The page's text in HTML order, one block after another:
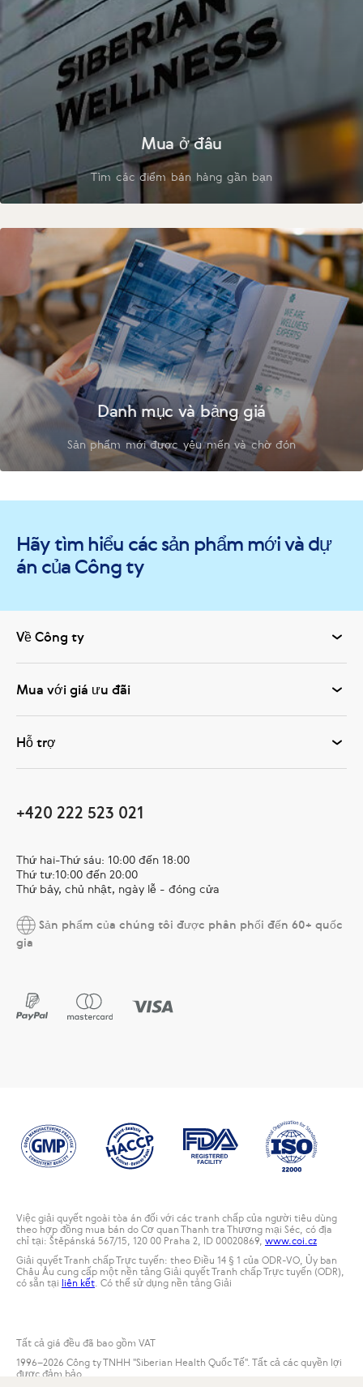
Mua ở đâu
Tìm các điểm bán hàng gần bạn
Danh mục và bảng giá
Sản phẩm mới được yêu mến và chờ đón
Hãy tìm hiểu các sản phẩm mới và dự
án của Công ty
Về Công ty
Mua với giá ưu đãi
Hỗ trợ
+420 222 523 021
Thứ hai-Thứ sáu: 10:00 đến 18:00
Thứ tư:10:00 đến 20:00
Thứ bảy, chủ nhật, ngày lễ - đóng cửa
Sản phẩm của chúng tôi được phân phối đến 60+ quốc
gia
Việc giải quyết ngoài tòa án đối với các tranh chấp của người tiêu dùng
theo hợp đồng mua bán do Cơ quan Thanh tra Thương mại Séc, có địa
chỉ tại: Štěpánská 567/15, 120 00 Praha 2, ID 00020869, www.coi.cz
Giải quyết Tranh chấp Trực tuyến: theo Điều 14 § 1 của ODR-VO, Ủy ban
Châu Âu cung cấp một nền tảng Giải quyết Tranh chấp Trực tuyến (ODR),
có sẵn tại liên kết. Có thể sử dụng nền tảng Giải
Tất cả giá đều đã bao gồm VAT
1996–2026 Công ty TNHH "Siberian Health Quốc Tế". Tất cả các quyền lợi
được đảm bảo.